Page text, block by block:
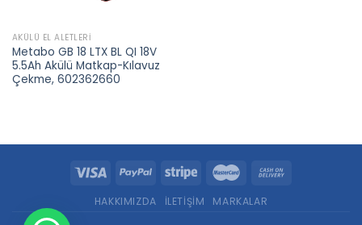
AKÜLÜ EL ALETLERI
Metabo GB 18 LTX BL QI 18V
5.5Ah Akülü Matkap-Kılavuz
Çekme, 602362660
HAKKIMIZDA İLETIŞIM MARKALAR